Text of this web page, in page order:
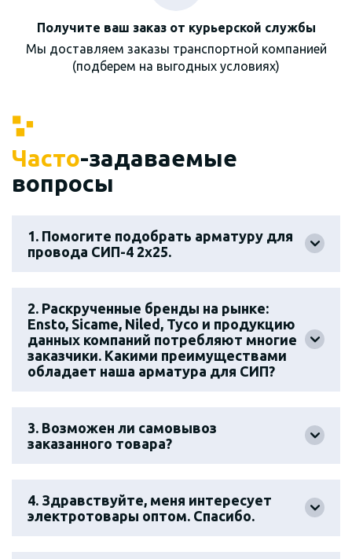
Получите ваш заказ от курьерской службы
Мы доставляем заказы транспортной компанией
(подберем на выгодных условиях)
Часто-задаваемые
вопросы
1. Помогите подобрать арматуру для
провода СИП-4 2х25.
2. Раскрученные бренды на рынке:
Ensto, Sicame, Niled, Tyco и продукцию
данных компаний потребляют многие
заказчики. Какими преимуществами
обладает наша арматура для СИП?
3. Возможен ли самовывоз
заказанного товара?
4. Здравствуйте, меня интересует
электротовары оптом. Спасибо.